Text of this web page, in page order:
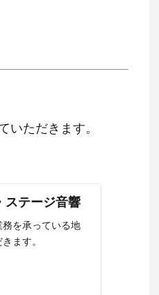
ただきます。
ステージ音響
を承っている地
ます。